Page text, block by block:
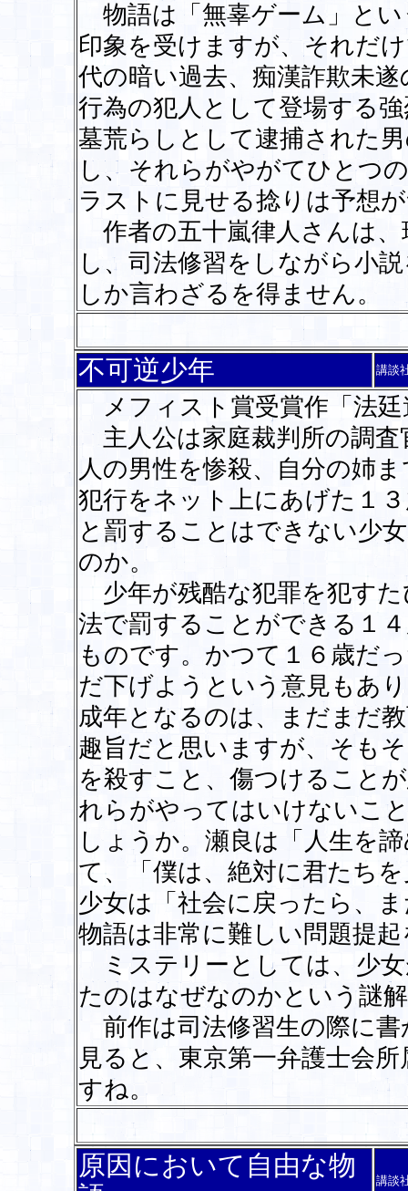
物語は「無辜ゲーム」と
印象を受けますが、それだ
代の暗い過去、痴漢詐欺未
行為の犯人として登場する
墓荒らしとして逮捕された
し、それらがやがてひとつ
ラストに見せる捻りは予想
作者の五十嵐律人さんは、
し、司法修習をしながら小
しか言わざるを得ません。
不可逆少年 講談
メフィスト賞受賞作「法
主人公は家庭裁判所の調査
人の男性を惨殺、自分の姉
犯行をネット上にあげた１
と罰することはできない少
のか。
少年が残酷な犯罪を犯す
法で罰することができる１
ものです。かつて１６歳だ
だ下げようという意見もあ
成年となるのは、まだまだ
趣旨だと思いますが、そも
を殺すこと、傷つけること
れらがやってはいけないこ
しょうか。瀬良は「人生を
て、「僕は、絶対に君たち
少女は「社会に戻ったら、
物語は非常に難しい問題提
ミステリーとしては、少
たのはなぜなのかという謎
前作は司法修習生の際に書
見ると、東京第一弁護士会
すね。
原因において自由な物
講談